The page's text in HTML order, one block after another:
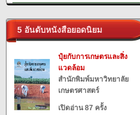
5 อันดับหนังสือยอดนิยม
ปุ๋ยกับการเกษตรและสิ่ง
แวดล้อม
สำนักพิมพ์มหาวิทยาลัย
เกษตรศาสตร์
เปิดอ่าน 87 ครั้ง